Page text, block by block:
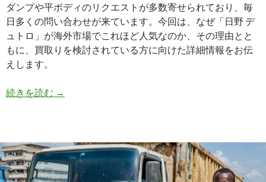
高
価
買
取
エ
に
お
任
ダンプや平ボディのリクエストが多数寄せられており、毎
日多くの問い合わせが来ています。今回は、なぜ「日野 デ
ュトロ」が海外市場でこれほど人気なのか、その理由とと
もに、買取りを検討されている方に向けた詳細情報をお伝
えします。
続きを読む
日
ト
ロ
の
→